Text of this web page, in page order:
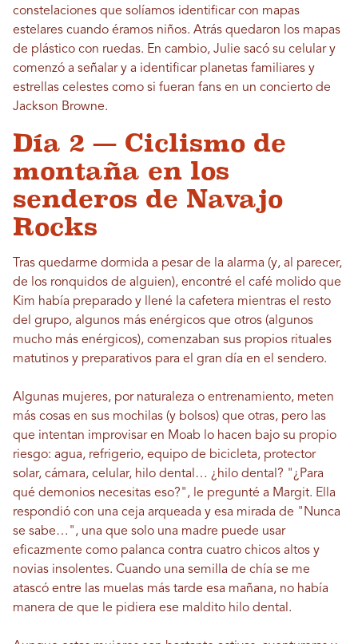
constelaciones que solíamos identificar con mapas
estelares cuando éramos niños. Atrás quedaron los mapas
de plástico con ruedas. En cambio, Julie sacó su celular y
comenzó a señalar y a identificar planetas familiares y
estrellas celestes como si fueran fans en un concierto de
Jackson Browne.
Día 2 — Ciclismo de
montaña en los
senderos de Navajo
Rocks
Tras quedarme dormida a pesar de la alarma (y, al parecer,
de los ronquidos de alguien), encontré el café molido que
Kim había preparado y llené la cafetera mientras el resto
del grupo, algunos más enérgicos que otros (algunos
mucho más enérgicos), comenzaban sus propios rituales
matutinos y preparativos para el gran día en el sendero.
Algunas mujeres, por naturaleza o entrenamiento, meten
más cosas en sus mochilas (y bolsos) que otras, pero las
que intentan improvisar en Moab lo hacen bajo su propio
riesgo: agua, refrigerio, equipo de bicicleta, protector
solar, cámara, celular, hilo dental… ¿hilo dental? "¿Para
qué demonios necesitas eso?", le pregunté a Margit. Ella
respondió con una ceja arqueada y esa mirada de "Nunca
se sabe…", una que solo una madre puede usar
eficazmente como palanca contra cuatro chicos altos y
novias insolentes. Cuando una semilla de chía se me
atascó entre las muelas más tarde esa mañana, no había
manera de que le pidiera ese maldito hilo dental.